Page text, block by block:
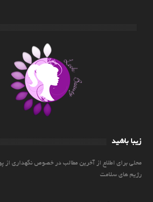
زیبا باشید
محلی برای اطلاع از آخرین مطالب در خصوص نگهداری از
رژیم های سلامت